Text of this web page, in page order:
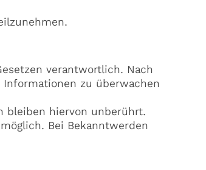
verantwortlich. Nach
zu überwachen
bleiben hiervon unberührt.
Bei Bekanntwerden